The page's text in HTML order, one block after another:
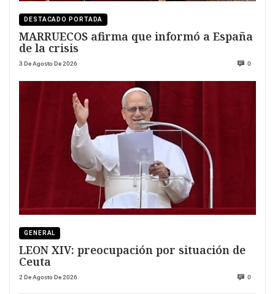
DESTACADO PORTADA
MARRUECOS afirma que informó a España
de la crisis
3 De Agosto De 2026 0
GENERAL
LEON XIV: preocupación por situación de
Ceuta
2 De Agosto De 2026 0